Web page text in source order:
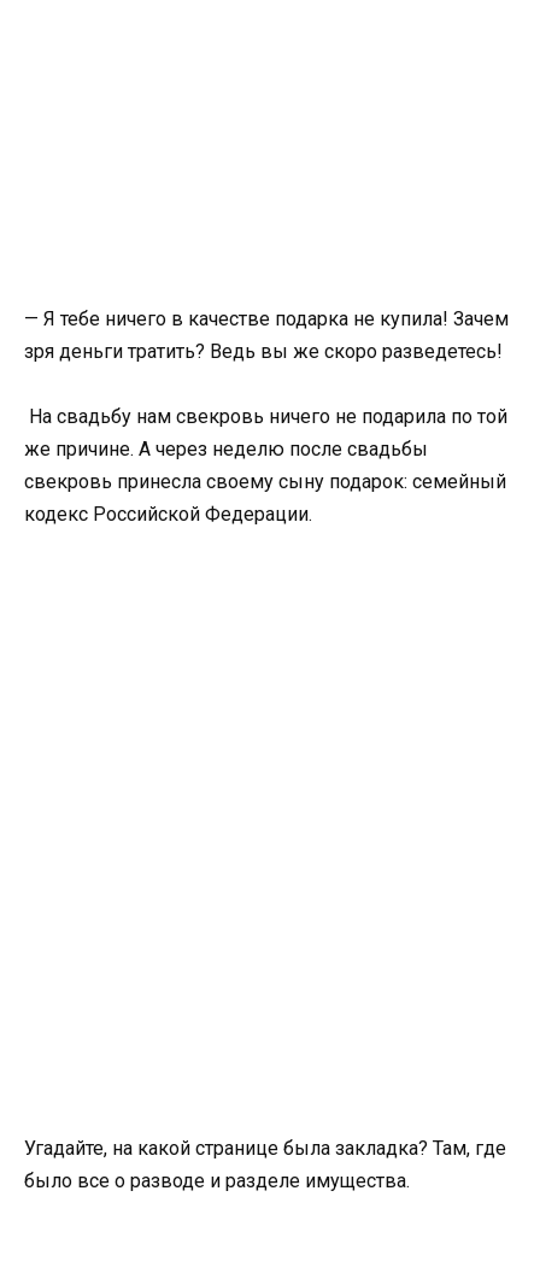
— Я тебе ничего в качестве подарка не купила! Зачем
зря деньги тратить? Ведь вы же скоро разведетесь!
На свадьбу нам свекровь ничего не подарила по той
же причине. А через неделю после свадьбы
свекровь принесла своему сыну подарок: семейный
кодекс Российской Федерации.
Угадайте, на какой странице была закладка? Там, где
было все о разводе и разделе имущества.